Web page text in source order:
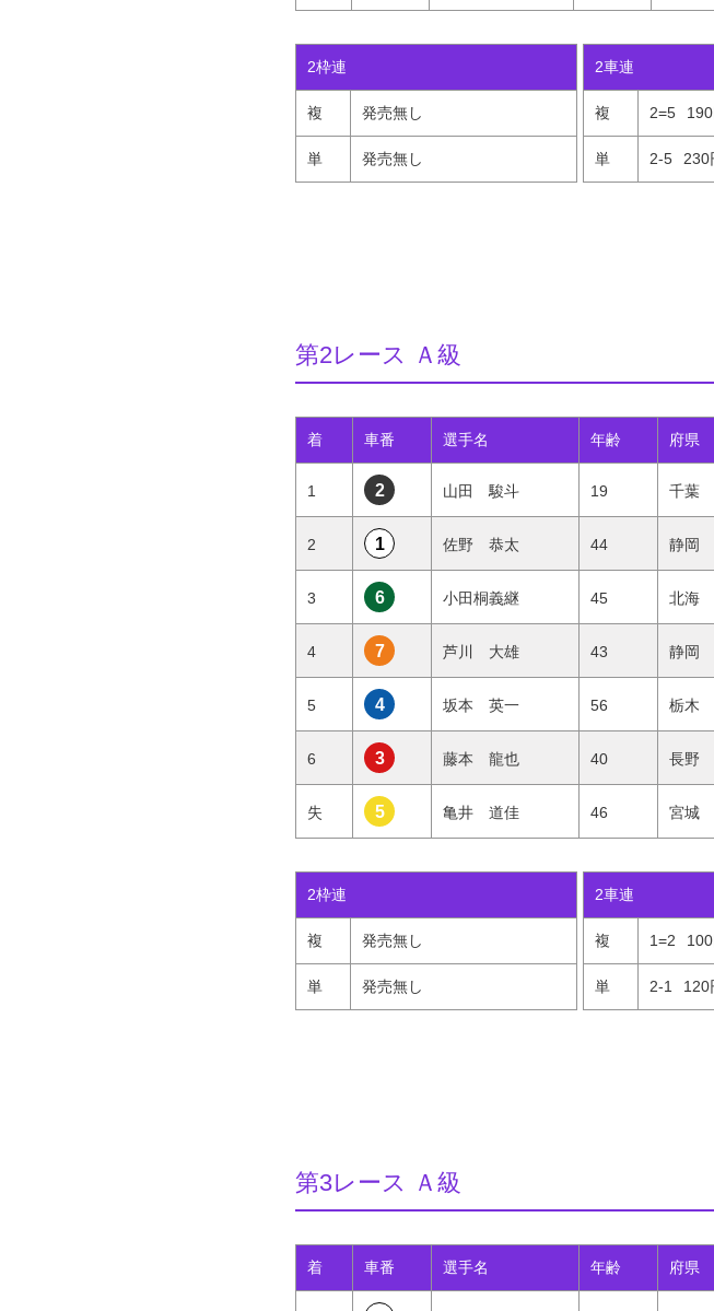
2枠連
複 発売無し
単 発売無し
2車連
複 2=5
単 2-5 230
第2レース Ａ級
着 車番 選手名 年齢 府県
1 2 山田 駿斗 19 千葉
2 1 佐野 恭太 44 静岡
3 6 小田桐義継 45 北海
4 7 芦川 大雄 43 静岡
5 4 坂本 英一 56 栃木
6 3 藤本 龍也 40 長野
失 5 亀井 道佳 46 宮城
2枠連
複 発売無し
単 発売無し
2車連
複 1=2
単 2-1 120
第3レース Ａ級
着 車番 選手名 年齢 府県